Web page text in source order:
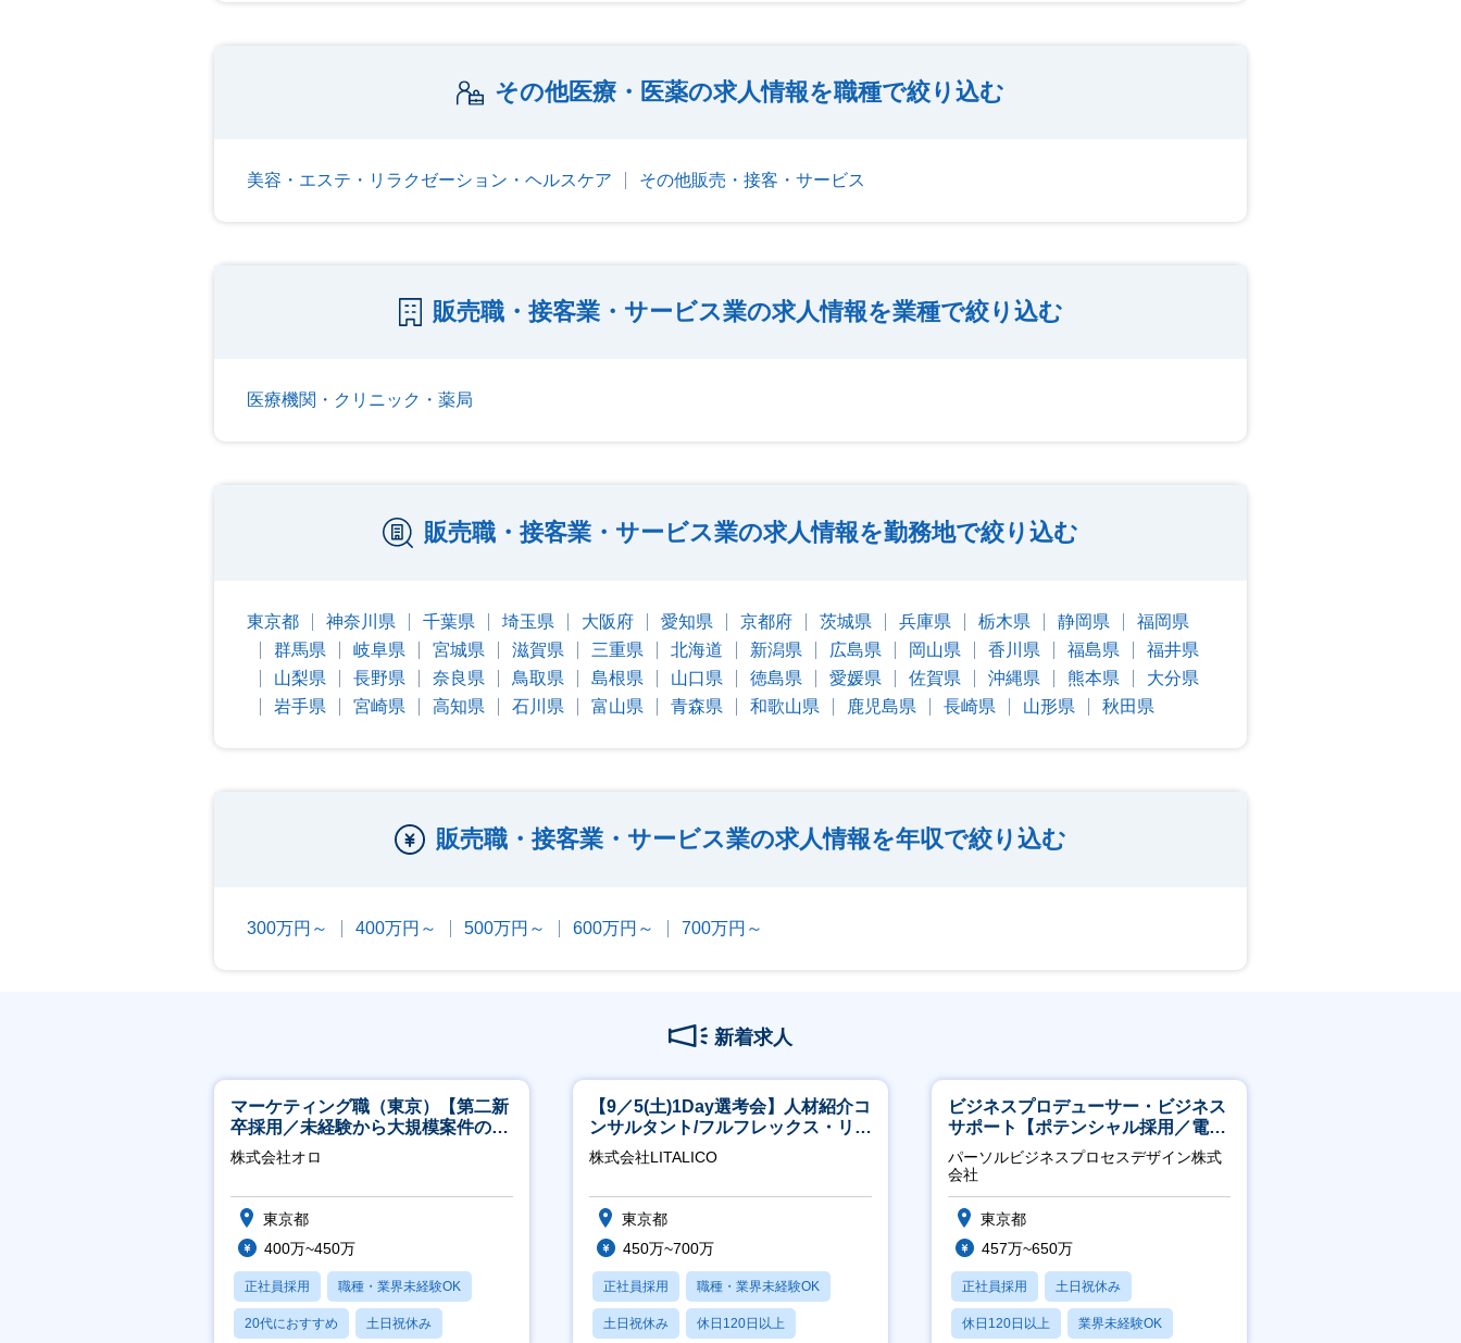
その他医療・医薬の求人情報を職種で絞り込む
美容・エステ・リラクゼーション・ヘルスケア その他販売・接客・サービス
販売職・接客業・サービス業の求人情報を業種で絞り込む
医療機関・クリニック・薬局
販売職・接客業・サービス業の求人情報を勤務地で絞り込む
東京都 神奈川県 千葉県 埼玉県 大阪府 愛知県 京都府 茨城県 兵庫県 栃木県 静岡県
福岡県
群馬県
岐阜県 宮城県 滋賀県 三重県 北海道 新潟県 広島県 岡山県 香川県 福島県
福井県
山梨県
長野県 奈良県 鳥取県 島根県 山口県 徳島県 愛媛県 佐賀県 沖縄県 熊本県
大分県
岩手県
宮崎県 高知県 石川県 富山県 青森県 和歌山県 鹿児島県 長崎県 山形県 秋田県
販売職・接客業・サービス業の求人情報を年収で絞り込む
300万円～ 400万円～ 500万円～ 600万円～ 700万円～
新着求人
マーケティング職（東京）【第二新
卒採用／未経験から大規模案件のマ
ーケティングが経験できる／研修充
実】
株式会社オロ
東京都
400万~450万
正社員採用 職種・業界未経験OK
20代におすすめ 土日祝休み
【9／5(土)1Day選考会】人材紹介コ
ンサルタント/フルフレックス・リモ
ート/育休最長6年取得可
株式会社LITALICO
東京都
450万~700万
正社員採用 職種・業界未経験OK
土日祝休み 休日120日以上
ビジネスプロデューサー・ビジネス
サポート【ポテンシャル採用／電
力・ガス等の民間向けプロジェクト
推進】
パーソルビジネスプロセスデザイン株式
会社
東京都
457万~650万
正社員採用 土日祝休み
休日120日以上 業界未経験OK